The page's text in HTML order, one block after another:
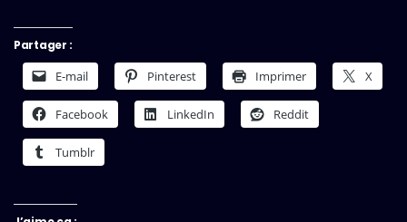
Partager :
E-mail Pinterest Imprimer X
Facebook LinkedIn Reddit
Tumblr